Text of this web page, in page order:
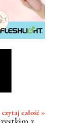
czytaj całość »